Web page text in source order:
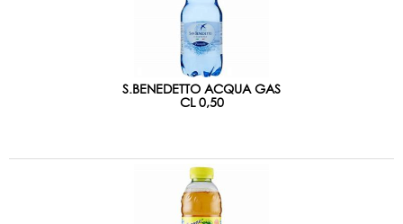
S.BENEDETTO ACQUA GAS
CL 0,50